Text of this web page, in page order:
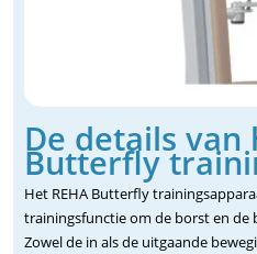
De details van
Butterfly
Het REHA Butterfly
trainingsfunctie om de borst en de
Zowel de in als de uitgaande